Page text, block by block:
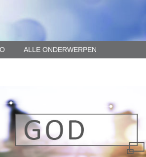
ALLE ONDERWERPEN